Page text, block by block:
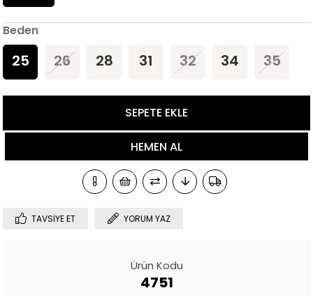
Beden
25 26 28 31 32 34 35
TAVSIYE ET YORUM YAZ
Ürün Kodu
4751